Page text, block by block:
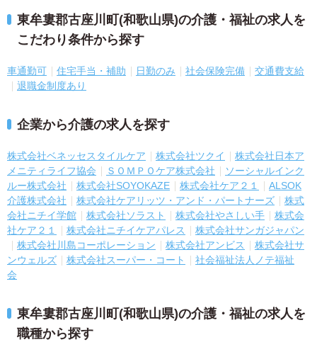
東牟婁郡古座川町(和歌山県)の介護・福祉の求人を
こだわり条件から探す
車通勤可 住宅手当・補助 日勤のみ 社会保険完備
交通費支給
退職金制度あり
企業から介護の求人を探す
株式会社ベネッセスタイルケア 株式会社ツクイ
株式会社日本ア
メニティライフ協会
ＳＯＭＰＯケア株式会社
ソーシャルインク
ルー株式会社
株式会社SOYOKAZE 株式会社ケア２１
ALSOK
介護株式会社
株式会社ケアリッツ・アンド・パートナーズ
株式
会社ニチイ学館
株式会社ソラスト 株式会社やさしい手
株式会
社ケア２１
株式会社ニチイケアパレス
株式会社サンガジャパン
株式会社川島コーポレーション
株式会社アンビス
株式会社サ
ンウェルズ
株式会社スーパー・コート
社会福祉法人ノテ福祉
会
東牟婁郡古座川町(和歌山県)の介護・福祉の求人を
職種から探す